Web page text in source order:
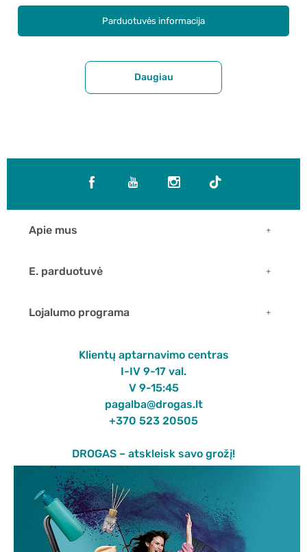
Parduotuvės informacija
Daugiau
Apie mus
E. parduotuvė
Lojalumo programa
Klientų aptarnavimo centras
I-IV 9-17 val.
V 9-15:45
pagalba@drogas.lt
+370 523 20505
DROGAS – atskleisk savo grožį!